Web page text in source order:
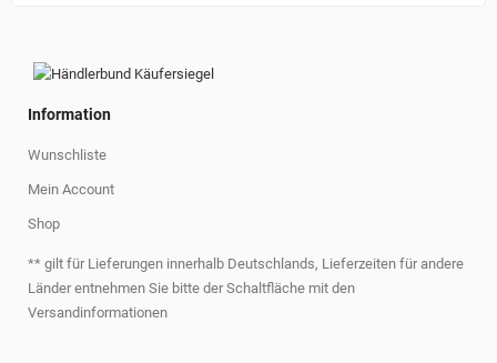
Information
Wunschliste
Mein Account
Shop
** gilt für Lieferungen innerhalb Deutschlands, Lieferzeiten für andere
Länder entnehmen Sie bitte der Schaltfläche mit den
Versandinformationen